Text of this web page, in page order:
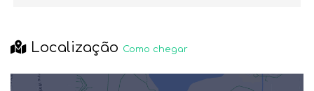
Localização Como chegar